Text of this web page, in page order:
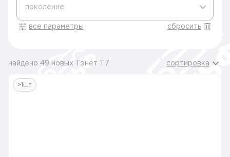
поколение
все параметры сбросить
найдено 49 новых Тэнет T7 сортировка
>1шт